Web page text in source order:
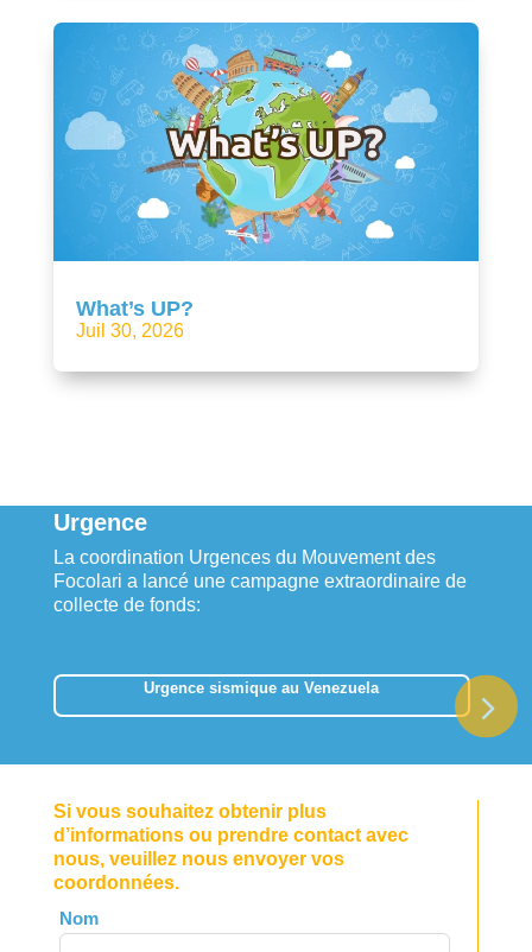
What’s UP?
Juil 30, 2026
Urgence
La coordination Urgences du Mouvement des
Focolari a lancé une campagne extraordinaire de
collecte de fonds:
Urgence sismique au Venezuela
Si vous souhaitez obtenir plus
d’informations ou prendre contact avec
nous, veuillez nous envoyer vos
coordonnées.
Leave
this
Nom